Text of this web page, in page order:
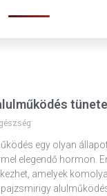
egy olyan
elegendő hormon.
amelyek